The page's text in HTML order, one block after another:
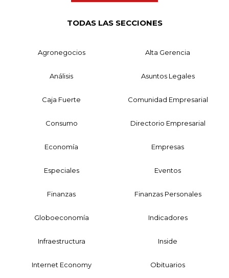
TODAS LAS SECCIONES
Agronegocios Alta Gerencia
Análisis Asuntos Legales
Caja Fuerte Comunidad Empresarial
Consumo Directorio Empresarial
Economía Empresas
Especiales Eventos
Finanzas Finanzas Personales
Globoeconomía Indicadores
Infraestructura Inside
Internet Economy Obituarios